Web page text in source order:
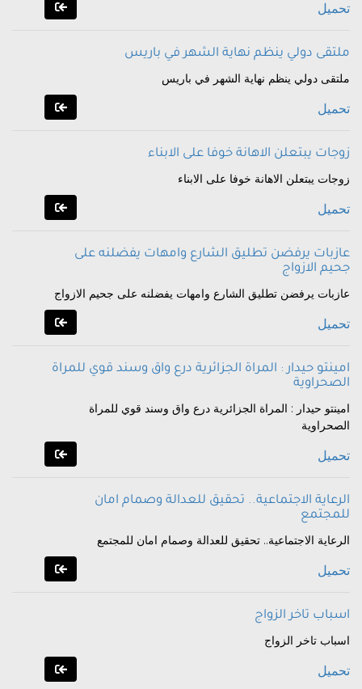
تحميل
ملتقى دولي ينظم نهاية الشهر في باريس
ملتقى دولي ينظم نهاية الشهر في باريس
تحميل
زوجات يبتعلن الاهانة خوفا على الابناء
زوجات يبتعلن الاهانة خوفا على الابناء
تحميل
عازبات يرفضن تطليق الشارع وامهات يفضلنه على
جحيم الازواج
عازبات يرفضن تطليق الشارع وامهات يفضلنه على جحيم الازواج
تحميل
امينتو حيدار : المراة الجزائرية درع واق وسند قوي للمراة
الصحراوية
امينتو حيدار : المراة الجزائرية درع واق وسند قوي للمراة
الصحراوية
تحميل
الرعاية الاجتماعية.. تحقيق للعدالة وصمام امان
للمجتمع
الرعاية الاجتماعية.. تحقيق للعدالة وصمام امان للمجتمع
تحميل
اسباب تاخر الزواج
اسباب تاخر الزواج
تحميل